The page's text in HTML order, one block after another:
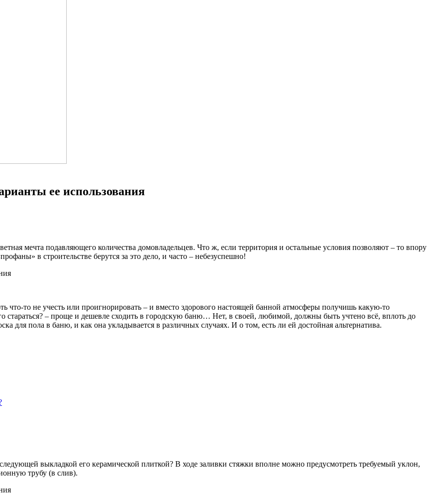
ее использования
мечта подавляющего количества домовладельцев. Что ж, если территория и остальные условия позволяют – то впору
в строительстве берутся за это дело, и часто – небезуспешно!
что-то не учесть или проигнорировать – и вместо здорового настоящей банной атмосферы получишь какую-то
стараться? – проще и дешевле сходить в городскую баню… Нет, в своей, любимой, должны быть учтено всё, вплоть до
для пола в баню, и как она укладывается в различных случаях. И о том, есть ли ей достойная альтернатива.
выкладкой его керамической плиткой? В ходе заливки стяжки вполне можно предусмотреть требуемый уклон,
трубу (в слив).